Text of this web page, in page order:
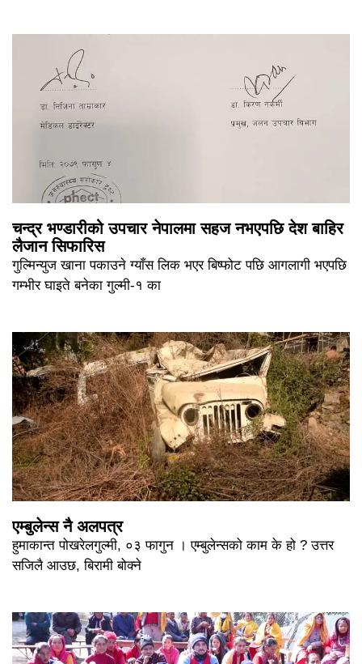
चन्द्र भण्डारीको उपचार नेपालमा सहज नभएपछि देश बाहिर
लैजान सिफारिस
गुल्मिन्युज खाना पकाउने ग्याँस लिक भएर बिष्फोट पछि आगलागी भएपछि
गम्भीर घाइते बनेका गुल्मी-१ का
एम्बुलेन्स नै अलपत्र
हुमाकान्त पोखरेलगुल्मी, ०३ फागुन । एम्बुलेन्सको काम के हो ? उत्तर
सजिलै आउछ, बिरामी बोक्ने